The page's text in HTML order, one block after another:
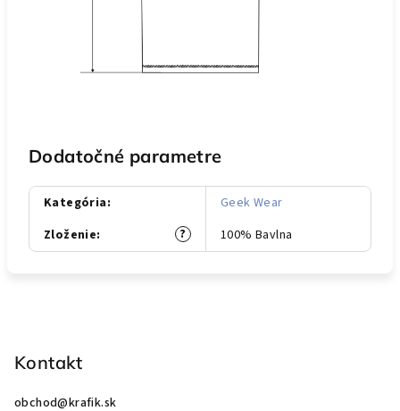
Dodatočné parametre
Kategória:
Geek Wear
?
Zloženie: 100% Bavlna
Kontakt
obchod@krafik.sk